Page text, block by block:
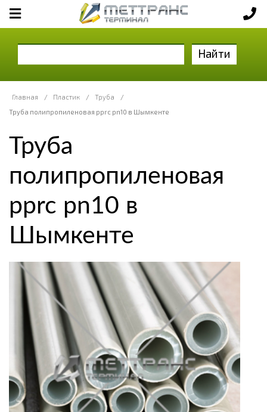
Найти
Главная / Пластик / Труба
/
Труба полипропиленовая pprc pn10 в Шымкенте
Труба
полипропиленовая
pprc pn10 в
Шымкенте